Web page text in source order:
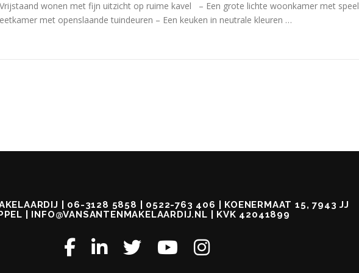
Vrijstaand wonen met fijn uitzicht op ruime kavel – Een grote lichte woonkamer met
eetkamer met openslaande tuindeuren – Een keuken in neutrale kleuren …
| 06-3128 5858 | 0522-763 406 | KOENERMAAT 15, 7943 JJ
| INFO@VANSANTENMAKELAARDIJ.NL | KVK 42041899